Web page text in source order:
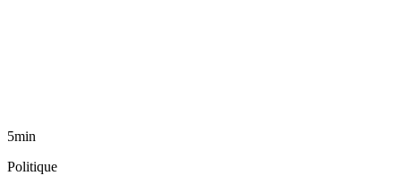
5min
Politique